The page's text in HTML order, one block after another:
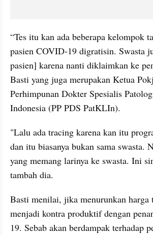
“Tes itu kan ada beberapa kelompok
pasien COVID-19 digratisin. Swasta
pasien] karena nanti diklaimkan ke
Basti yang juga merupakan Ketua
Perhimpunan Dokter Spesialis
Indonesia (PP PDS PatKLIn).
"Lalu ada tracing karena kan itu
dan itu biasanya bukan sama swasta.
yang memang larinya ke swasta. Ini
tambah dia.
Basti menilai, jika menurunkan harga
menjadi kontra produktif dengan
19. Sebab akan berdampak terhadap